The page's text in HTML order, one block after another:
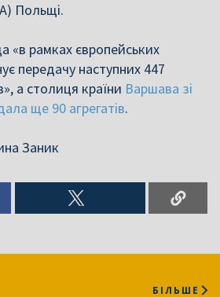
Польщі.
«в рамках європейських
передачу наступних 447
а столиця країни Варшава зі
ще 90 агрегатів.
Заник
БІЛЬШЕ